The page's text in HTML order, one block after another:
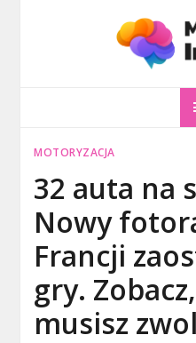
MOTORYZACJA
32 auta na
Nowy
Francji
gry.
musisz